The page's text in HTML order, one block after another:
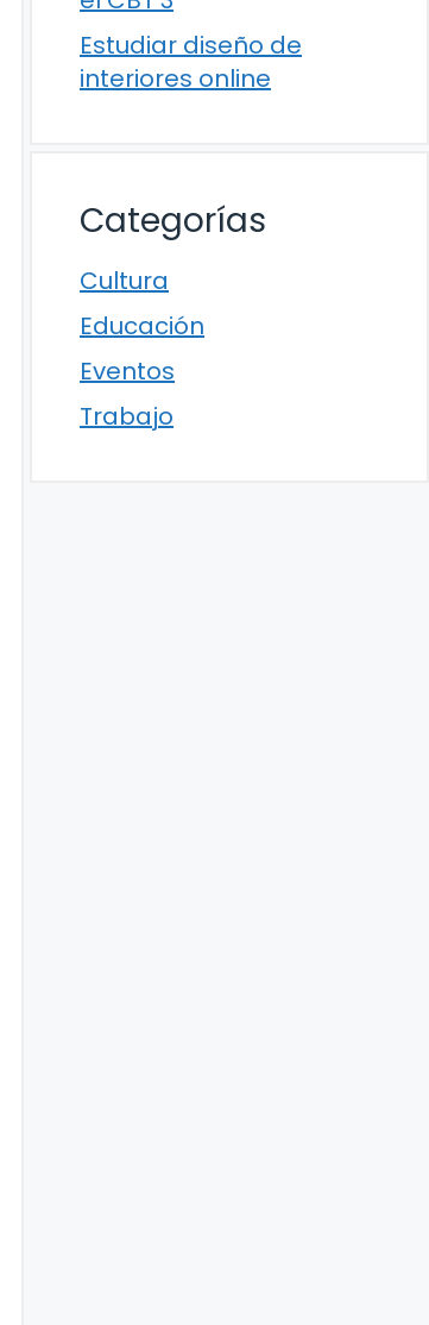
Estudiar diseño de
interiores online
Categorías
Cultura
Educación
Eventos
Trabajo